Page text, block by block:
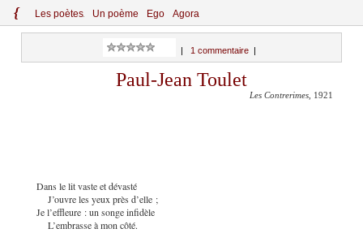
{ Les poètes Un poème Ego Agora
1 commentaire|
Paul-Jean Toulet
Les Contrerimes , 1921
Dans le lit vaste et dévasté
J’ouvre les yeux près d’elle ;
Je l’effleure : un songe infidèle
L’embrasse à mon côté.